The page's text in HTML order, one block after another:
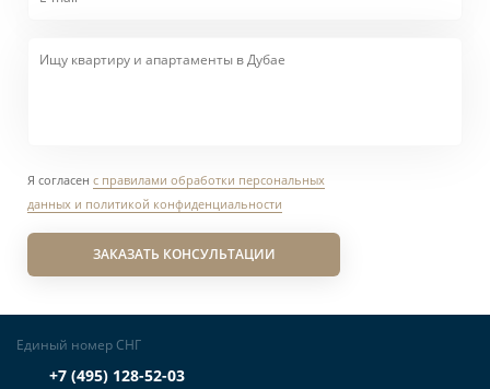
ЗАКАЗАТЬ КОНСУЛЬТАЦИИ
Я согласен с правилами обработки персональных
данных и политикой конфиденциальности
Единый номер СНГ
+7 (495) 128-52-03